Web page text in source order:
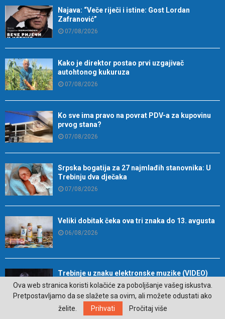
Najava: “Veče riječi i istine: Gost Lordan
Zafranović”
07/08/2026
Kako je direktor postao prvi uzgajivač
autohtonog kukuruza
07/08/2026
Ko sve ima pravo na povrat PDV-a za kupovinu
prvog stana?
07/08/2026
Srpska bogatija za 27 najmlađih stanovnika: U
Trebinju dva dječaka
07/08/2026
Veliki dobitak čeka ova tri znaka do 13. avgusta
06/08/2026
Trebinje u znaku elektronske muzike (VIDEO)
06/08/2026
Ova web stranica koristi kolačiće za poboljšanje vašeg iskustva.
Pretpostavljamo da se slažete sa ovim, ali možete odustati ako
želite.
Prihvati Pročitaj više